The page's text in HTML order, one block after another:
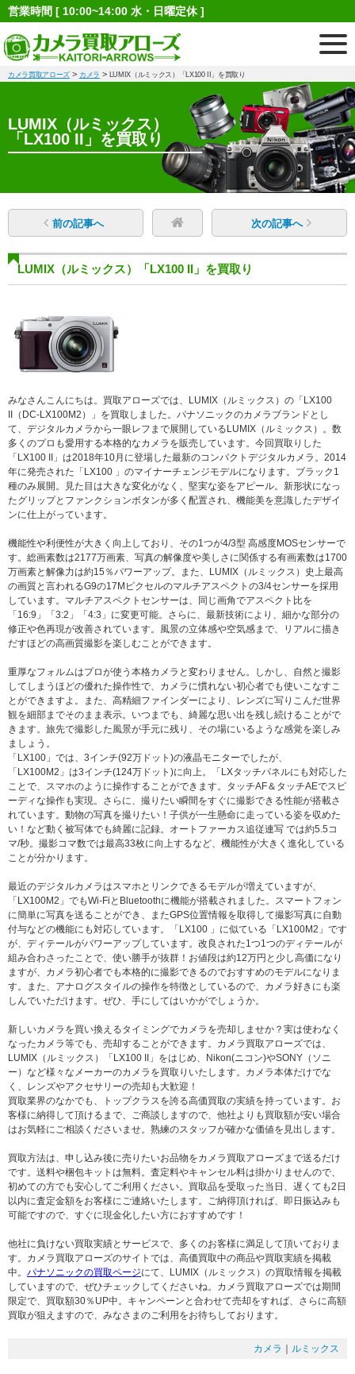
営業時間 [ 10:00~14:00 水・日曜定休 ]
カメラ買取アローズ> カメラ > LUMIX（ルミックス）「LX100 II」を買取り
LUMIX（ルミックス）
「LX100 II」を買取り
前の記事へ 次の記事へ
LUMIX（ルミックス）「LX100 II」を買取り
みなさんこんにちは。買取アローズでは、LUMIX（ルミックス）の「LX100
II（DC-LX100M2）」を買取しました。パナソニックのカメラブランドとし
て、デジタルカメラから一眼レフまで展開しているLUMIX（ルミックス）。数
多くのプロも愛用する本格的なカメラを販売しています。今回買取りした
「LX100 II」は2018年10月に登場した最新のコンパクトデジタルカメラ。2014
年に発売された「LX100 」のマイナーチェンジモデルになります。ブラック1
種のみ展開。見た目は大きな変化がなく、堅実な姿をアピール。新形状になっ
たグリップとファンクションボタンが多く配置され、機能美を意識したデザイ
ンに仕上がっています。
機能性や利便性が大きく向上しており、その1つが4/3型 高感度MOSセンサーで
す。総画素数は2177万画素、写真の解像度や美しさに関係する有画素数は1700
万画素と解像力は約15％パワーアップ。また、LUMIX（ルミックス）史上最高
の画質と言われるG9の17Mピクセルのマルチアスペクトの3/4センサーを採用
しています。マルチアスペクトセンサーは、同じ画角でアスペクト比を
「16:9」「3:2」「4:3」に変更可能。さらに、最新技術により、細かな部分の
修正や色再現が改善されています。風景の立体感や空気感まで、リアルに描き
だすほどの高画質撮影を楽しむことができます。
重厚なフォルムはプロが使う本格カメラと変わりません。しかし、自然と撮影
してしまうほどの優れた操作性で、カメラに慣れない初心者でも使いこなすこ
とができますよ。また、高精細ファインダーにより、レンズに写りこんだ世界
観を細部までそのまま表示。いつまでも、綺麗な思い出を残し続けることがで
きます。旅先で撮影した風景が手元に残り、その場にいるような感覚を楽しみ
ましょう。
「LX100」では、3インチ(92万ドット)の液晶モニターでしたが、
「LX100M2」は3インチ(124万ドット)に向上。「LXタッチパネルにも対応した
ことで、スマホのように操作することができます。タッチAF＆タッチAEでスピ
ーディな操作も実現。さらに、撮りたい瞬間をすぐに撮影できる性能が搭載さ
れています。動物の写真を撮りたい！子供が一生懸命に走っている姿を収めた
い！など動く被写体でも綺麗に記録。オートファーカス追従連写 では約5.5コ
マ/秒。撮影コマ数では最高33枚に向上するなど、機能性が大きく進化している
ことが分かります。
最近のデジタルカメラはスマホとリンクできるモデルが増えていますが、
「LX100M2」でもWi-FiとBluetoothに機能が搭載されました。スマートフォン
に簡単に写真を送ることができ、またGPS位置情報を取得して撮影写真に自動
付与などの機能にも対応しています。「LX100 」に似ている「LX100M2」です
が、ディテールがパワーアップしています。改良された1つ1つのディテールが
組み合わさったことで、使い勝手が抜群！お値段は約12万円と少し高価になり
ますが、カメラ初心者でも本格的に撮影できるのでおすすめのモデルになりま
す。また、アナログスタイルの操作を特徴としているので、カメラ好きにも楽
しんでいただけます。ぜひ、手にしてはいかがでしょうか。
新しいカメラを買い換えるタイミングでカメラを売却しませか？実は使わなく
なったカメラ等でも、売却することができます。カメラ買取アローズでは、
LUMIX（ルミックス）「LX100 II」をはじめ、Nikon(ニコン)やSONY（ソニ
ー）など様々なメーカーのカメラを買取りいたします。カメラ本体だけでな
く、レンズやアクセサリーの売却も大歓迎！
買取業界のなかでも、トップクラスを誇る高価買取の実績を持っています。お
客様に納得して頂けるまで、ご商談しますので、他社よりも買取額が安い場合
はお気軽にご相談くださいませ。熟練のスタッフが確かな価値を見出します。
買取方法は、申し込み後に売りたいお品物をカメラ買取アローズまで送るだけ
です。送料や梱包キットは無料。査定料やキャンセル料は掛かりませんので、
初めての方でも安心してご利用ください。買取品を受取った当日、遅くても2日
以内に査定金額をお客様にご連絡いたします。ご納得頂ければ、即日振込みも
可能ですので、すぐに現金化したい方におすすめです！
他社に負けない買取実績とサービスで、多くのお客様に満足して頂いておりま
す。カメラ買取アローズのサイトでは、高価買取中の商品や買取実績を掲載
中。 パナソニックの買取ページにて、LUMIX（ルミックス）の買取情報を掲載
していますので、ぜひチェックしてくださいね。カメラ買取アローズでは期間
限定で、買取額30％UP中。キャンペーンと合わせて売却をすれば、さらに高額
買取が狙えますので、みなさまのご利用をお待ちしております。
カメラ ルミックス